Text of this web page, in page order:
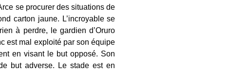
se procurer des situations de
carton jaune. L’incroyable se
à perdre, le gardien d’Oruro
est mal exploité par son équipe
en visant le but opposé. Son
but adverse. Le stade est en